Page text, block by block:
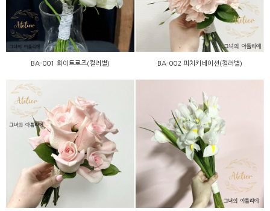
BA-001 화이트로즈(컬러별) BA-002 피치카네이션(컬러별)
BB-018 핑크로즈(컬러별) BA-006 아이리스